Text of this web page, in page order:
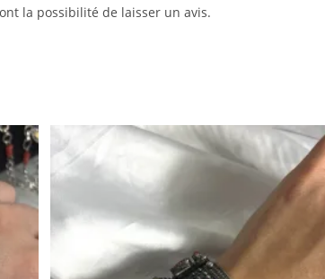
la possibilité de laisser un avis.